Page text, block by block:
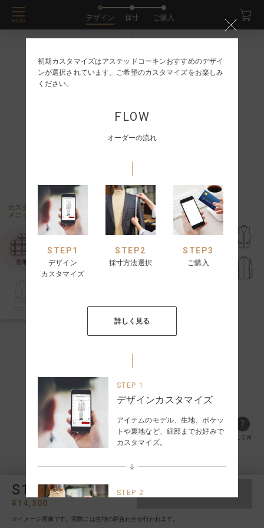
デザイン 採寸 ご購入
?
FLOW
カスタム
メニュー
生地
S1i ベスト
¥ 14,300
※イメージ画像です。実際には生地の柄合わせが行われます。
初期カスタマイズはアステッドコーキンおすすめのデザイ
ンが選択されています。ご希望のカスタマイズをお楽しみ
ください。
FLOW
オーダーの流れ
STEP1
デザイン
カスタマイズ
STEP2
採寸方法選択
STEP3
ご購入
詳しく見る
STEP 1
デザインカスタマイズ
アイテムのモデル、生地、ポケッ
トや裏地など、細部までお好みで
カスタマイズ。
STEP 2